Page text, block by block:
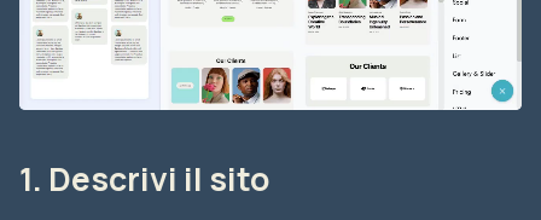
1. Descrivi il sito